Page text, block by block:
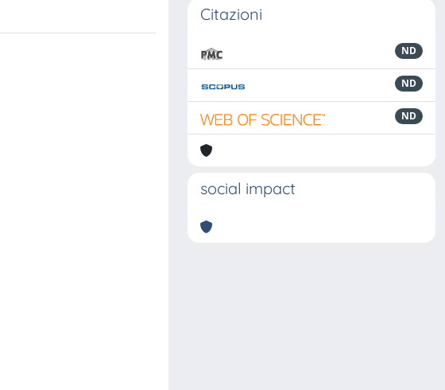
Citazioni
ND
ND
ND
social impact